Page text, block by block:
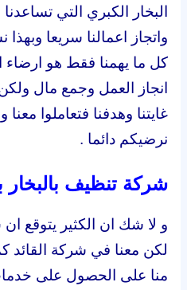
البخار الكبري التي
واتجاز اعمالنا سريعا وبهذا
كل ما يهمنا فقط هو
انجاز العمل وجمع مال
غايتنا وهدفنا فتعاملوا
نرضيكم دائما .
شركة تنظيف بالبخار
و لا شك ان الكثير يتوقع
لكن معنا في شركة القائد
منا على الحصول على